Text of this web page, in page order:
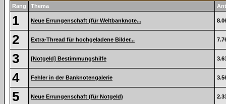
Rang Thema
1 Neue Errungenschaft (für Weltbanknote...
2 Extra-Thread für hochgeladene Bilder...
3 [Notgeld] Bestimmungshilfe
4 Fehler in der Banknotengalerie
5 Neue Errungenschaft (für Notgeld)